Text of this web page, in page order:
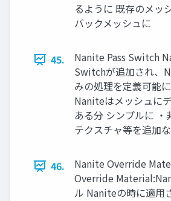
るように 既存のメッ
バックメッシュに
45.
Nanite Pass Switch
Switchが追加され、
みの処理を定義可能
Naniteはメッシュに
ある分 シンプルに
テクスチャ等を追加
46.
Nanite Override
Override
ル Naniteの時に適用